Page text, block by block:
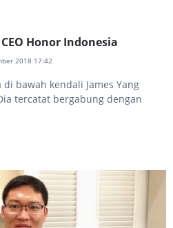
Honor Indonesia
2018 17:42
bawah kendali James Yang
tercatat bergabung dengan